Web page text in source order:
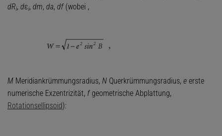
dRi, dεi, dm, da, df(wobei ,
M Meridiankrümmungsradius, N Querkrümmungsradius, e erste
numerische Exzentrizität, fgeometrische Abplattung,
Rotationsellipsoid):